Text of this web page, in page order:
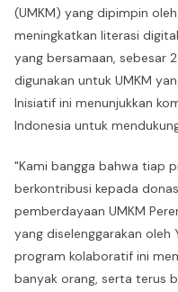
(UMKM) yang dipimpin
meningkatkan literasi
yang bersamaan, sebesar
digunakan untuk UMKM
Inisiatif ini menunjukkan
Indonesia untuk
"Kami bangga bahwa tiap
berkontribusi kepada
pemberdayaan UMKM
yang diselenggarakan oleh
program kolaboratif ini
banyak orang, serta terus